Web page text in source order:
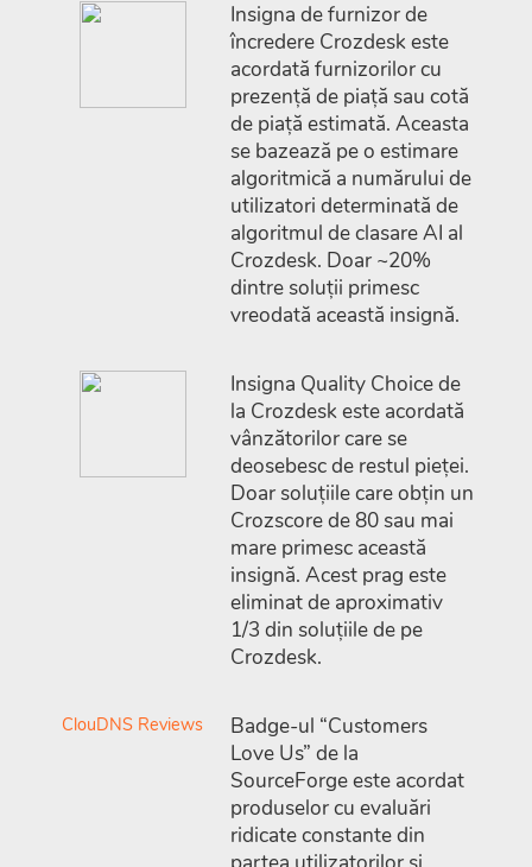
Insigna de furnizor de
încredere Crozdesk este
acordată furnizorilor cu
prezență de piață sau cotă
de piață estimată. Aceasta
se bazează pe o estimare
algoritmică a numărului de
utilizatori determinată de
algoritmul de clasare AI al
Crozdesk. Doar ~20%
dintre soluții primesc
vreodată această insignă.
Insigna Quality Choice de
la Crozdesk este acordată
vânzătorilor care se
deosebesc de restul pieței.
Doar soluțiile care obțin un
Crozscore de 80 sau mai
mare primesc această
insignă. Acest prag este
eliminat de aproximativ
1/3 din soluțiile de pe
Crozdesk.
ClouDNS Reviews
Badge-ul “Customers
Love Us” de la
SourceForge este acordat
produselor cu evaluări
ridicate constante din